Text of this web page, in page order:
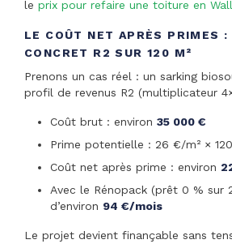
le prix pour refaire une toiture en
LE COÛT NET APRÈS PRIMES :
CONCRET R2 SUR 120 M²
Prenons un cas réel : un sarking
profil de revenus R2 (multiplicateur
Coût brut : environ 35 000 €
Prime potentielle : 26 €/m² ×
Coût net après prime : environ
Avec le Rénopack (prêt 0 % sur
d’environ 94 €/mois
Le projet devient finançable sans